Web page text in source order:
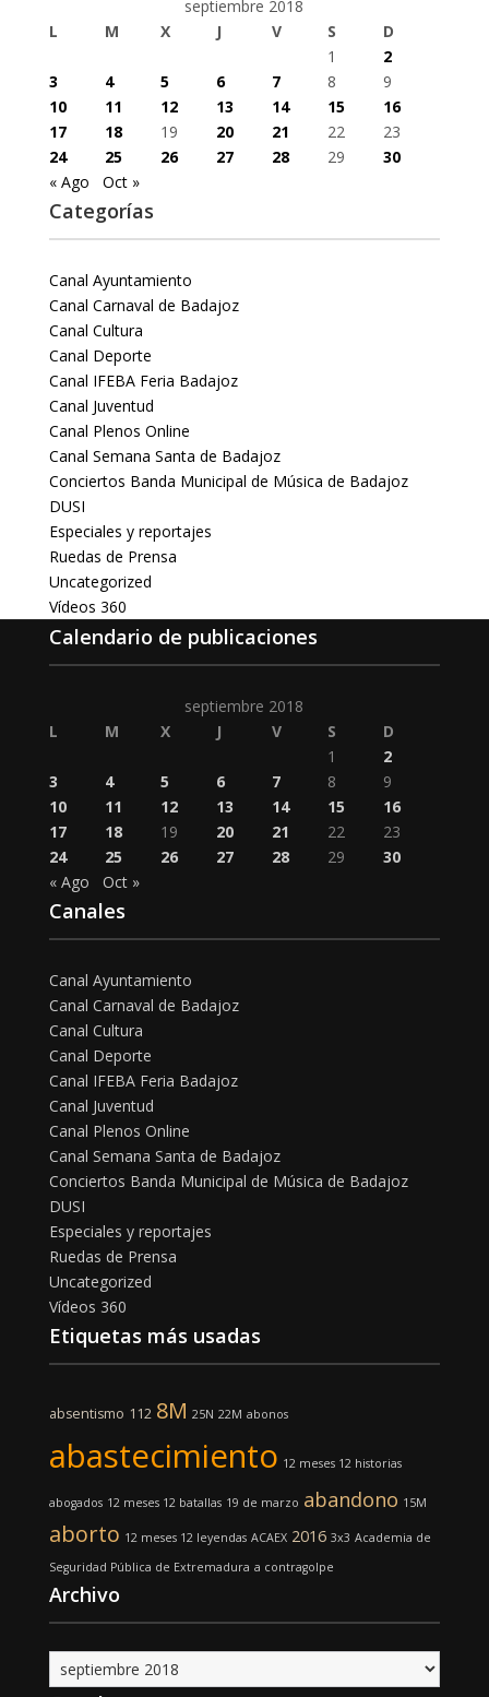
septiembre 2018
L
M X J V S
D
1
2
3
4 5 6 7 8
9
10
11 12 13 14 15
16
17
18 19 20 21 22
23
24
25 26 27 28 29
30
« Ago
Oct »
Categorías
Canal Ayuntamiento
Canal Carnaval de Badajoz
Canal Cultura
Canal Deporte
Canal IFEBA Feria Badajoz
Canal Juventud
Canal Plenos Online
Canal Semana Santa de Badajoz
Conciertos Banda Municipal de Música de Badajoz
DUSI
Especiales y reportajes
Ruedas de Prensa
Uncategorized
Vídeos 360
Calendario de publicaciones
septiembre 2018
L
M X J V S
D
1
2
3
4 5 6 7 8
9
10
11 12 13 14 15
16
17
18 19 20 21 22
23
24
25 26 27 28 29
30
« Ago
Oct »
Canales
Canal Ayuntamiento
Canal Carnaval de Badajoz
Canal Cultura
Canal Deporte
Canal IFEBA Feria Badajoz
Canal Juventud
Canal Plenos Online
Canal Semana Santa de Badajoz
Conciertos Banda Municipal de Música de Badajoz
DUSI
Especiales y reportajes
Ruedas de Prensa
Uncategorized
Vídeos 360
Etiquetas más usadas
absentismo 112 8M 25N 22M abonos
abastecimiento 12 meses 12 historias
abogados 12 meses 12 batallas 19 de marzo abandono 15M
aborto 12 meses 12 leyendas ACAEX 2016 3x3 Academia de
Seguridad Pública de Extremadura a contragolpe
Archivo
Archivo